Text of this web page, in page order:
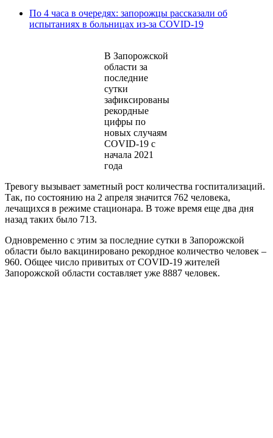
По 4 часа в очередях: запорожцы рассказали об
испытаниях в больницах из-за COVID-19
В Запорожской
области за
последние
сутки
зафиксированы
рекордные
цифры по
новых случаям
COVID-19 с
начала 2021
года
Тревогу вызывает заметный рост количества госпитализаций.
Так, по состоянию на 2 апреля значится 762 человека,
лечащихся в режиме стационара. В тоже время еще два дня
назад таких было 713.
Одновременно с этим за последние сутки в Запорожской
области было вакцинировано рекордное количество человек –
960. Общее число привитых от COVID-19 жителей
Запорожской области составляет уже 8887 человек.